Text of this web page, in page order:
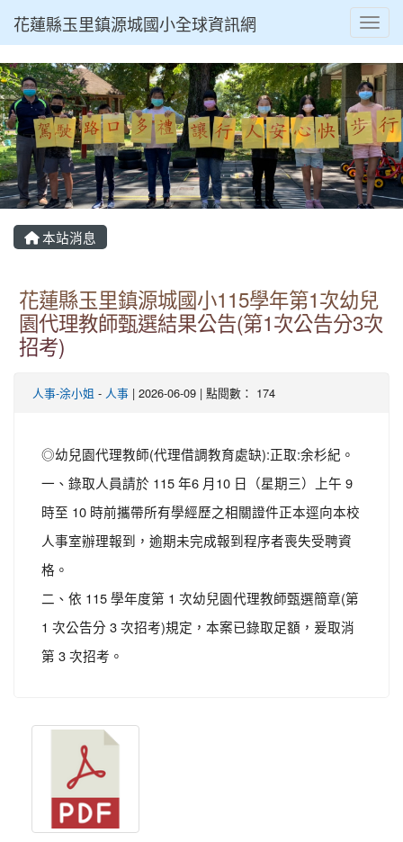
花蓮縣玉里鎮源城國小全球資訊網
本站消息
花蓮縣玉里鎮源城國小115學年第1次幼兒
園代理教師甄選結果公告(第1次公告分3次
招考)
人事-涂小姐 - 人事 | 2026-06-09 | 點閱數： 174
◎幼兒園代理教師(代理借調教育處缺):正取:余杉紀。
一、錄取人員請於 115 年6 月10 日（星期三）上午 9
時至 10 時前攜帶所有學經歷之相關證件正本逕向本校
人事室辦理報到，逾期未完成報到程序者喪失受聘資
格。
二、依 115 學年度第 1 次幼兒園代理教師甄選簡章(第
1 次公告分 3 次招考)規定，本案已錄取足額，爰取消
第 3 次招考。